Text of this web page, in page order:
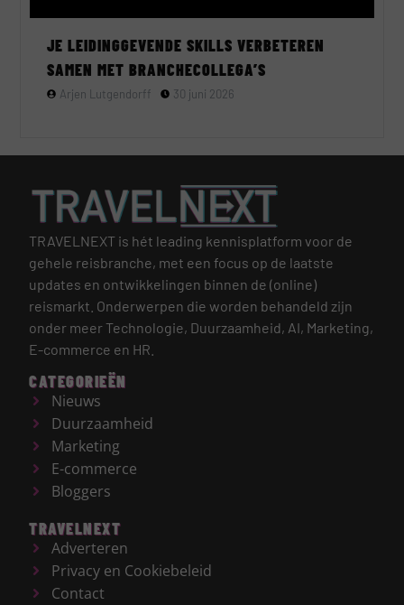
JE LEIDINGGEVENDE SKILLS VERBETEREN
SAMEN MET BRANCHECOLLEGA’S
Arjen Lutgendorff 30 juni 2026
TRAVELNEXT is hét leading kennisplatform voor de
gehele reisbranche, met een focus op de laatste
updates en ontwikkelingen binnen de (online)
reismarkt. Onderwerpen die worden behandeld zijn
onder meer Technologie, Duurzaamheid, AI, Marketing,
E-commerce en HR.
CATEGORIEËN
Nieuws
Duurzaamheid
Marketing
E-commerce
Bloggers
TRAVELNEXT
Adverteren
Privacy en Cookiebeleid
Contact